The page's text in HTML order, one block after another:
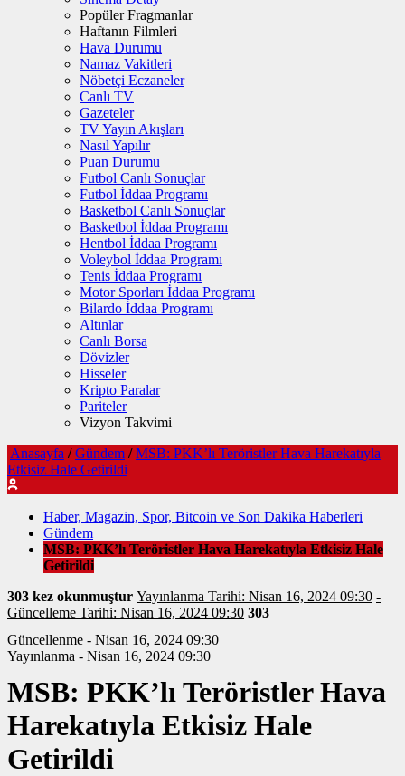
Popüler Fragmanlar
Haftanın Filmleri
Hava Durumu
Namaz Vakitleri
Nöbetçi Eczaneler
Canlı TV
Gazeteler
TV Yayın Akışları
Nasıl Yapılır
Puan Durumu
Futbol Canlı Sonuçlar
Futbol İddaa Programı
Basketbol Canlı Sonuçlar
Basketbol İddaa Programı
Hentbol İddaa Programı
Voleybol İddaa Programı
Tenis İddaa Programı
Motor Sporları İddaa Programı
Bilardo İddaa Programı
Altınlar
Canlı Borsa
Dövizler
Hisseler
Kripto Paralar
Pariteler
Vizyon Takvimi
Anasayfa / Gündem / MSB: PKK’lı Teröristler Hava Harekatıyla
Etkisiz Hale Getirildi
Haber, Magazin, Spor, Bitcoin ve Son Dakika Haberleri
Gündem
MSB: PKK’lı Teröristler Hava Harekatıyla Etkisiz Hale
Getirildi
303 kez okunmuştur Yayınlanma Tarihi: Nisan 16, 2024 09:30 -
Güncelleme Tarihi: Nisan 16, 2024 09:30 303
Güncellenme - Nisan 16, 2024 09:30
Yayınlanma - Nisan 16, 2024 09:30
MSB: PKK’lı Teröristler Hava
Harekatıyla Etkisiz Hale
Getirildi